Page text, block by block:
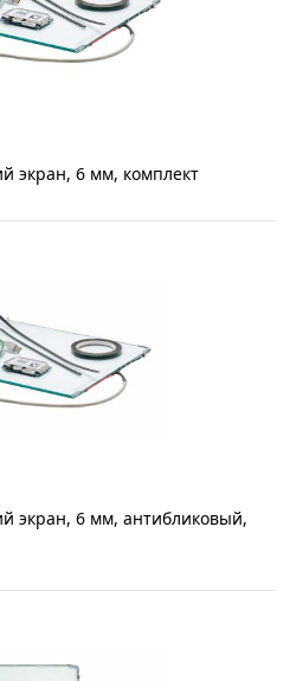
экран, 6 мм, комплект
экран, 6 мм, антибликовый,